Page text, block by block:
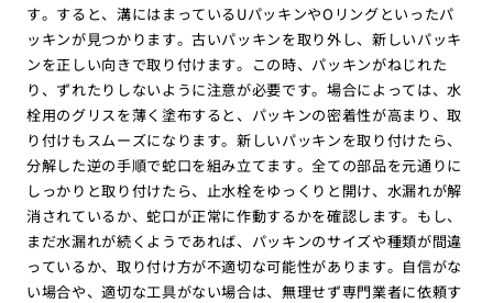
す。すると、溝にはまっているUパッキンやOリングといったパ
ッキンが見つかります。古いパッキンを取り外し、新しいパッキ
ンを正しい向きで取り付けます。この時、パッキンがねじれた
り、ずれたりしないように注意が必要です。場合によっては、水
栓用のグリスを薄く塗布すると、パッキンの密着性が高まり、取
り付けもスムーズになります。新しいパッキンを取り付けたら、
分解した逆の手順で蛇口を組み立てます。全ての部品を元通りに
しっかりと取り付けたら、止水栓をゆっくりと開け、水漏れが解
消されているか、蛇口が正常に作動するかを確認します。もし、
まだ水漏れが続くようであれば、パッキンのサイズや種類が間違
っているか、取り付け方が不適切な可能性があります。自信がな
い場合や、適切な工具がない場合は、無理せず専門業者に依頼す